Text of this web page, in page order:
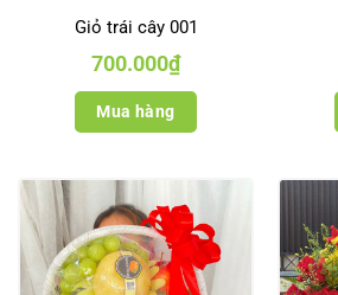
Giỏ trái cây 001
700.000₫
Mua hàng